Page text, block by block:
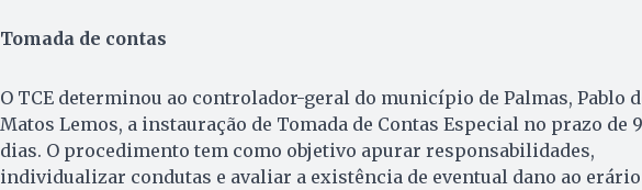
Tomada de contas
O TCE determinou ao controlador-geral do município de Palmas, Pablo
Matos Lemos, a instauração de Tomada de Contas Especial no prazo de
dias. O procedimento tem como objetivo apurar responsabilidades,
individualizar condutas e avaliar a existência de eventual dano ao erário